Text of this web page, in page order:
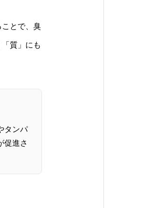
とで、臭
質」にも
タンパ
促進さ